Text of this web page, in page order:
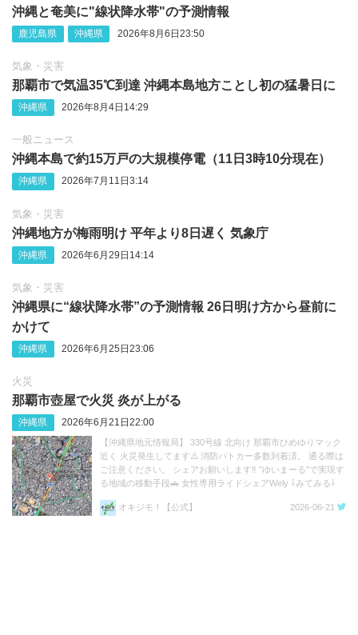
沖縄‪と奄美に"線状降水帯"の予測情報
鹿児島県 沖縄県 2026年8月6日23:50
気象・災害
那覇市で気温35℃到達 沖縄本島地方ことし初の猛暑日に
沖縄県 2026年8月4日14:29
一般ニュース
沖縄本島で約15万戸の大規模停電（11日3時10分現在）
沖縄県 2026年7月11日3:14
気象・災害
沖縄地方が梅雨明け 平年より8日遅く 気象庁
沖縄県 2026年6月29日14:14
気象・災害
沖縄県に“線状降水帯”の予測情報 26日明け方から昼前に
かけて
沖縄県 2026年6月25日23:06
火災
那覇市壺屋で火災 炎が上がる
沖縄県 2026年6月21日22:00
【沖縄県地元情報局】 330号線 北向け 那覇市ひめゆりマック
近く 火災発生してます⚠️ 消防パトカー多数到着済。 通る際は
ご注意ください。 シェアお願いします‼︎ ”ゆいまーる”で実現す
る地域の移動手段🚗 女性専用ライドシェアWely ⇩みてみる⇩
オキジモ！【公式】
2026-06-21